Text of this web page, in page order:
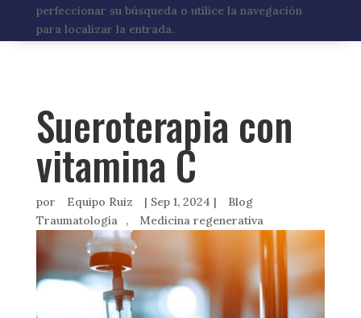
perfeccionar su búsqueda o utilice la navegación
para localizar la entrada.
Sueroterapia con
vitamina C
por Equipo Ruiz | Sep 1, 2024 |
Blog
Traumatología
, Medicina regenerativa